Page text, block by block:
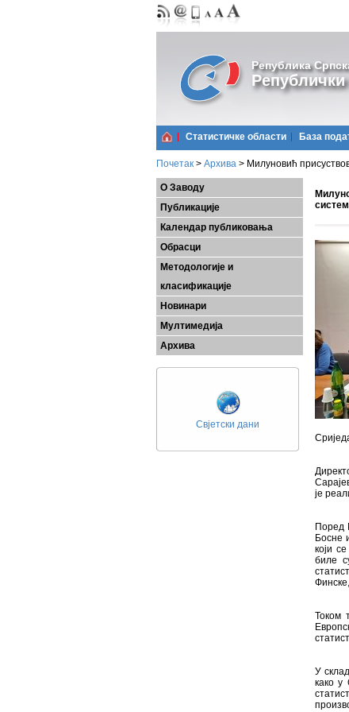
Република
Републички
Статистичке области Базa
Почетак > Архива > Милуновић
О Заводу
Публикације
Календар публиковања
Обрасци
Методологије и
класификације
Новинари
Мултимедија
Архива
Свјетски дани
је
Поред
Босне
који
биле
Током
У
како у